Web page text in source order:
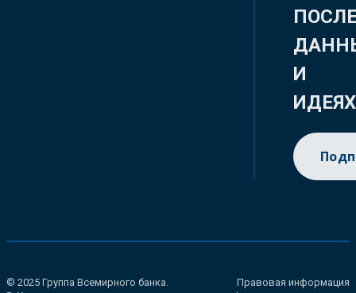
И
ИДЕЯХ
© 2025 Группа Всемирного банка.
Правовая информация